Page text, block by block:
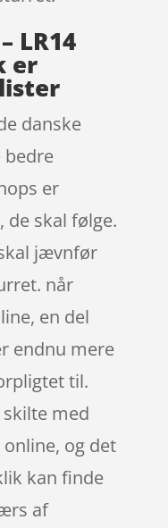
LR14
er
danske
bedre
er
de skal følge.
jævnfør
når
en del
endnu mere
til.
med
og det
kan finde
af